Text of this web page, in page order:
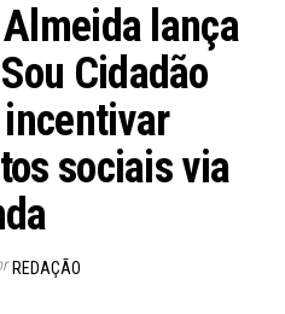
lança
Cidadão
incentivar
sociais via
REDAÇÃO